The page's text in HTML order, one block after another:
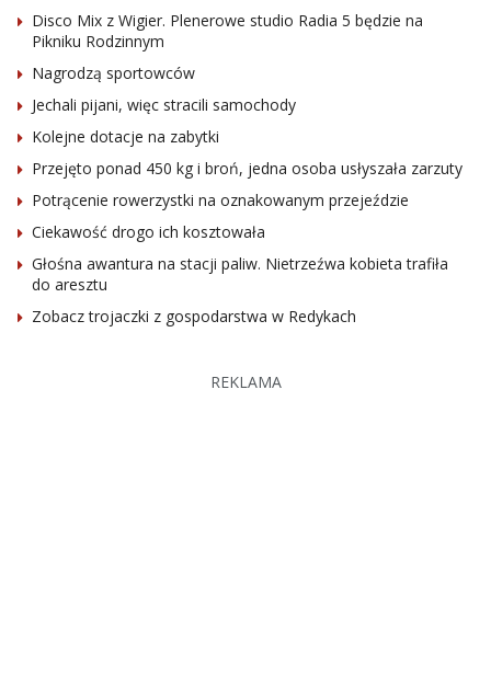
Disco Mix z Wigier. Plenerowe studio Radia 5 będzie na
Pikniku Rodzinnym
Nagrodzą sportowców
Jechali pijani, więc stracili samochody
Kolejne dotacje na zabytki
Przejęto ponad 450 kg i broń, jedna osoba usłyszała zarzuty
Potrącenie rowerzystki na oznakowanym przejeździe
Ciekawość drogo ich kosztowała
Głośna awantura na stacji paliw. Nietrzeźwa kobieta trafiła
do aresztu
Zobacz trojaczki z gospodarstwa w Redykach
REKLAMA